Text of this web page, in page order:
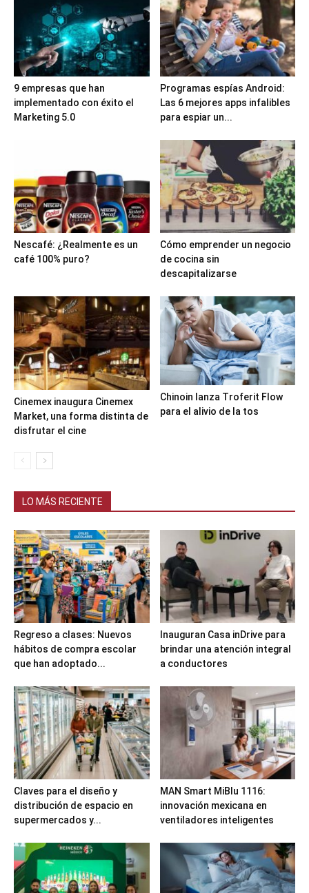
9 empresas que han
implementado con éxito el
Marketing 5.0
Programas espías Android:
Las 6 mejores apps infalibles
para espiar un...
Nescafé: ¿Realmente es un
café 100% puro?
Cómo emprender un negocio
de cocina sin
descapitalizarse
Cinemex inaugura Cinemex
Market, una forma distinta de
disfrutar el cine
Chinoin lanza Troferit Flow
para el alivio de la tos
LO MÁS RECIENTE
Regreso a clases: Nuevos
hábitos de compra escolar
que han adoptado...
Inauguran Casa inDrive para
brindar una atención integral
a conductores
Claves para el diseño y
distribución de espacio en
supermercados y...
MAN Smart MiBlu 1116:
innovación mexicana en
ventiladores inteligentes